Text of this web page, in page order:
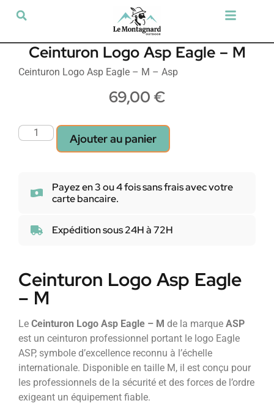
Ceinturon Logo Asp Eagle – M
Ceinturon Logo Asp Eagle – M – Asp
69,00 €
Ajouter au panier
Payez en 3 ou 4 fois sans frais avec votre
carte bancaire.
Expédition sous 24H à 72H
Ceinturon Logo Asp Eagle
– M
Le Ceinturon Logo Asp Eagle – M de la marque ASP
est un ceinturon professionnel portant le logo Eagle
ASP, symbole d’excellence reconnu à l’échelle
internationale. Disponible en taille M, il est conçu pour
les professionnels de la sécurité et des forces de l’ordre
exigeant un équipement fiable.